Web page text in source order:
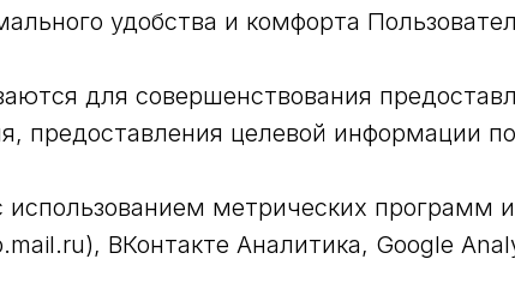
удобства и комфорта
для совершенствования
предоставления целевой информации
метрических программ
ВКонтакте Аналитика, Google